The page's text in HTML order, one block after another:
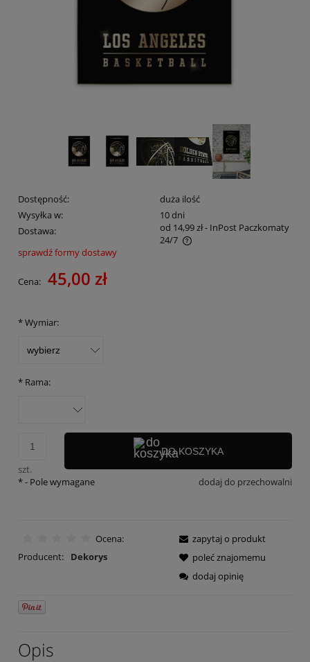
Dostępność:
duża ilość
Wysyłka w:
10 dni
Dostawa:
od 14,99 zł- InPost Paczkomaty
24/7
Cena nie zawiera ewentualnych kosztów płatności
sprawdź formy dostawy
Cena: 45,00 zł
*Wymiar:
* Rama:
szt.
DO KOSZYKA
dodaj do przechowalni
*- Pole wymagane
Ocena:
Producent:
Dekorys
zapytaj o produkt
poleć znajomemu
dodaj opinię
Opis